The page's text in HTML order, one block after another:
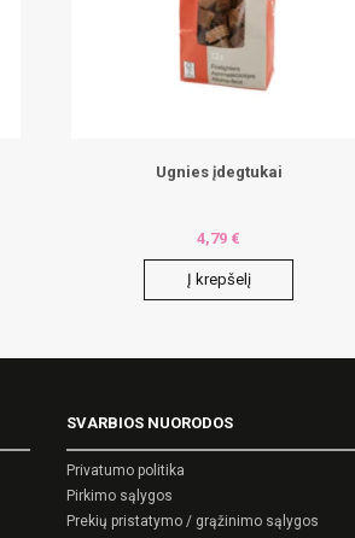
Ugnies įdegtukai
4,79 €
Į krepšelį
SVARBIOS NUORODOS
Privatumo politika
Pirkimo sąlygos
Prekių pristatymo / grąžinimo sąlygos